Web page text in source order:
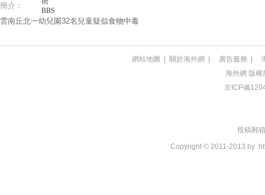
簡介：
雲南丘北一幼兒園32名兒童疑似食物中毒
網站地圖 | 關於海外網 | 廣告服務 |
海外網 版權
京ICP備
投稿郵
Copyright © 2011-2013 by